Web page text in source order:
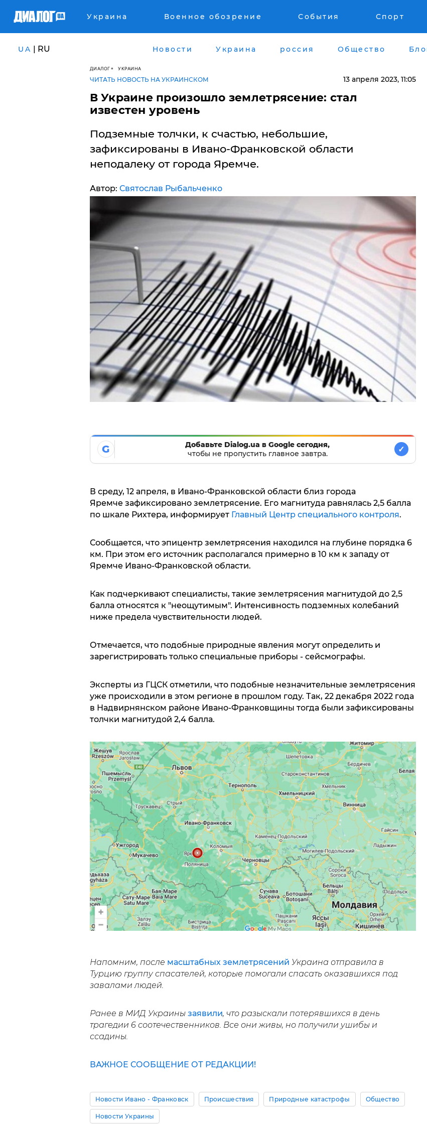
Украина Военное обозрение События Спорт
UA | RU Новости Украина россия Общество
ДИАЛОГ УКРАИНА
ЧИТАТЬ НОВОСТЬ НА УКРАИНСКОМ 13 апреля 2023, 11:05
В Украине произошло землетрясение: стал
известен уровень
Подземные толчки, к счастью, небольшие,
зафиксированы в Ивано-Франковской области
неподалеку от города Яремче.
Автор: Святослав Рыбальченко
G
Добавьте Dialog.ua в Google сегодня,
чтобы не пропустить главное завтра.
✓
В среду, 12 апреля, в Ивано-Франковской области близ города
Яремче зафиксировано землетрясение. Его магнитуда равнялась 2,5 балла
по шкале Рихтера, информирует Главный Центр специального контроля.
Сообщается, что эпицентр землетрясения находился на глубине порядка 6
км. При этом его источник располагался примерно в 10 км к западу от
Яремче Ивано-Франковской области.
Как подчеркивают специалисты, такие землетрясения магнитудой до 2,5
балла относятся к "неощутимым". Интенсивность подземных колебаний
ниже предела чувствительности людей.
Отмечается, что подобные природные явления могут определить и
зарегистрировать только специальные приборы - сейсмографы.
Эксперты из ГЦСК отметили, что подобные незначительные землетрясения
уже происходили в этом регионе в прошлом году. Так, 22 декабря 2022 года
в Надвирнянском районе Ивано-Франковщины тогда были зафиксированы
толчки магнитудой 2,4 балла.
Напомним, после масштабных землетрясений Украина отправила в
Турцию группу спасателей, которые помогали спасать оказавшихся под
завалами людей.
Ранее в МИД Украины заявили, что разыскали потерявшихся в день
трагедии 6 соотечественников. Все они живы, но получили ушибы и
ссадины.
ВАЖНОЕ СООБЩЕНИЕ ОТ РЕДАКЦИИ!
Новости Ивано - Франковск Происшествия Природные катастрофы Общество
Новости Украины